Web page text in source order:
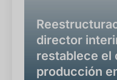
director
restablece el
producción